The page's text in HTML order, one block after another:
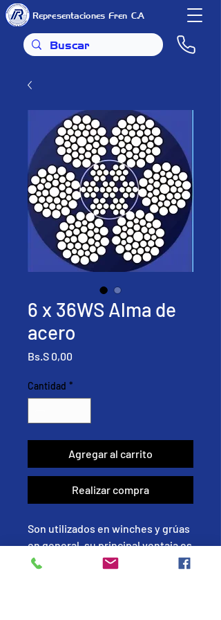
Representaciones Fren C.A
6 x 36WS Alma de
acero
Bs.S 0,00
Cantidad *
Agregar al carrito
Realizar compra
Son utilizados en winches y grúas
en general, su principal ventaja es
la flexibilidad. El